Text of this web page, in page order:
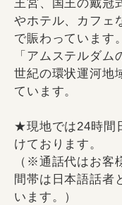
王宮、国王の戴冠
やホテル、カフェ
で賑わっています。
「アムステルダ
世紀の環状運河地
ています。
★現地では24時間
けております。
（※通話代はお客
間帯は日本語話者
います。）